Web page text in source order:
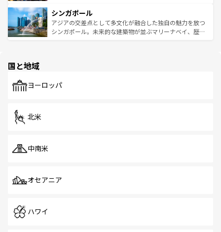
参照してほしい。
激する。気候は一年中温暖で、どの季節にも異なる楽しみ
が待っている。親しみやすいタイの人々、仏教を中心とし
た文化、そして多様な観光資源が、訪れる旅人を魅了し続
み、どこを訪れても感動するはず。観光スポットが密集し
ており、効率よく見どころを回れるのも魅力。息をのむよ
うな絶景から文化的な体験まで、香港を存分に楽しみ尽く
シンガポール
アジアの交差点として多文化が融合した独自の魅力を放つ
シンガポール。未来的な建築物が並ぶマリーナベイ、歴史
で、ホーカーズは地元の風情を楽しめる外せないスポット
国と地域
ヨーロッパ
北米
中南米
オセアニア
ハワイ